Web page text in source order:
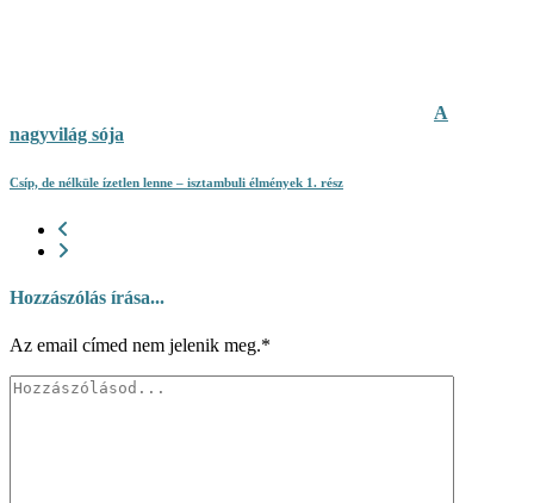
A
nagyvilág sója
Csíp, de nélküle ízetlen lenne – isztambuli élmények 1. rész
Hozzászólás írása...
Az email címed nem jelenik meg.*